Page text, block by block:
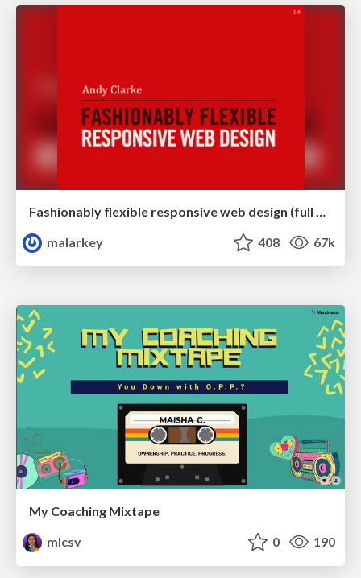
Fashionably flexible responsive web design (full day workshop)
malarkey
408 67k
My Coaching Mixtape
mlcsv
0 190